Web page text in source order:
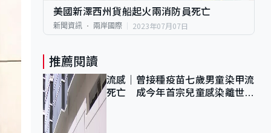
美國新澤西州貨船起火兩消防員死亡
新聞資訊 兩岸國際 2023年07月07日
推薦閱讀
流感｜曾接種疫苗七歲男童染甲流
死亡 成今年首宗兒童感染離世個